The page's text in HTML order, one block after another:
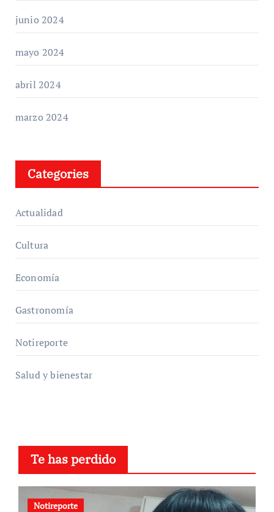
junio 2024
mayo 2024
abril 2024
marzo 2024
Categories
Actualidad
Cultura
Economía
Gastronomía
Notireporte
Salud y bienestar
Te has perdido
Notireporte